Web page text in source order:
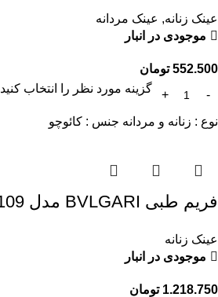
عینک زنانه, عینک مردانه
موجودی در انبار
552.500 تومان
گزینه مورد نظر را انتخاب کنید
نوع : زنانه و مردانه جنس : کائوچو
فریم طبی BVLGARI مدل 1109
عینک زنانه
موجودی در انبار
1.218.750 تومان